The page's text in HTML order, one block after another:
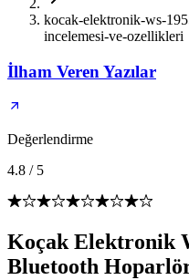
kocak-elektronik-ws-
incelemesi-ve-ozellikleri
İlham Veren Yazılar
Değerlendirme
4.8 / 5
Koçak Elektronik
Bluetooth